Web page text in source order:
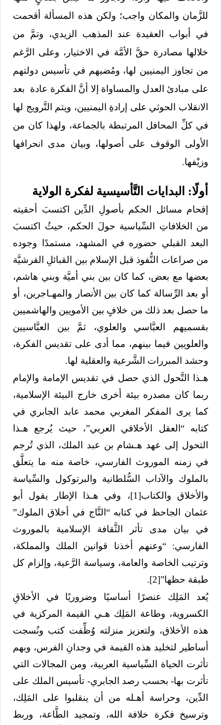
للزَّمان والمكان واجب؛ ولكن هذه المسألة أقحمت
في أبواب العقيدة عند المذهب الزيدي، وتمَّ من
خلالها مصادرة حقَّ الأمَّة في الاختيار، وعلى الرَّغم
من تجاوز اليمنيين لها، ومُضيهم في تأسيس دولتهم
على مبادئ العدل والمساواة إلا أنَّ الفكرة عادة بعد
الانقلاب الحوثي على إرادةِ اليمنيين، ويتم التَّرويج لها
في كلِّ المحافل المرتبطة بالجماعة، ولهذا كان من
الأولى الوقوف على أصولها، وبيان مدى انحرافها
وزيْفها.
أولًا: البدايات التَّأسيسية لفكرة الولاية
إقحام مسائل الحكم بأصولِ الدِّين اكتسبَ أحقيته
من الخلافاتِ السِّياسية حولَ الحكم، حيثُ اكتسبَ
البعد القبلي حضوره في المشهد، مستمدًا وجوده
من صراعات النُّفوذ قبل الإسلام بين القبائلِ القرشيَّة
بعضها مع بعض، كما كان بين بني أميَّة وبني هاشم،
أو بعد الرِّسالة كما كان بين الأنصار والمهـاجرين، أو
ما حصل بعد ذلك من خلافٍ بين الأمويين والهاشميين
بقسميهم العبَّاسي والعلوي، ثمَّ بين العبَّاسيين
والعلويين فيما بينهم، مما أدى على تقديس الفكرة،
وحشد المبررات الشَّرعية والعقلية لها.
هـذا التَّحول الذي حصل في تقديس الإمامة والإمام
ربما كان مصدره بيئة أخرى خارج البيئة الإسلامية،
كما يرى المفكر المغربي محمد عابد الجابري في
كتابه “العقل الأخلاقي العربي”، حيث يُرجع هـذا
التحول إلى عهد هـشام بن عبد الملك، الذي تُرجم
في زمنه الموروث الفارسي، خاصة منه ما يتعلَّق
بالملوك والآداب السُّلطانية والبرتوكول والسِّياسة
والأخلاق والكتاب[1]، وفي هـذا الإطار يقول أبو
عثمان الجاحظ في كتابه “التَّاج في أخلاق الملوك”
في بيان مدى تأثر الثَّقافة الإسلامية بالموروث
الفارسي: “وعنهم أخذنا قوانين الملك والمملكة،
وترتيب الخاصة والعامة، وسياسة الرَّعية، وإلزام كل
طبقة حظها”[2]
.
يُعد المَلِك عنصرًا أساسيًا وضروريًا في الأخلاقِ
الكسروية، وطاعة المَلِك هـي القيمة المركزية في
هذه الأخلاق، ولتعزيز منزلته وُظِّفت كتب ونُسجت
أساطير لتخليد هذه القيمة في وجدانِ الفرس، وبهم
تأثرت الحياة السِّياسية العربية، ومن المجالات التي
تأثرت بها- بحسب رصد الجابري- تأسيس الملك على
الدِّين، وحراسة أهـله من أن ينقلبوا على المَلِك،
وترسيخ فكرة خلافة الله، وتمجيد الطَّاعة، وربط